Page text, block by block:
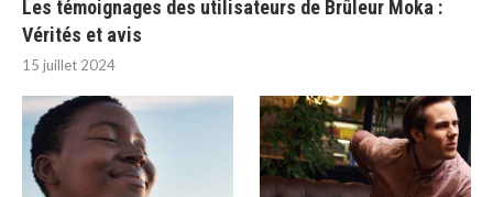
Les témoignages des utilisateurs de Brûleur Moka :
Vérités et avis
15 juillet 2024